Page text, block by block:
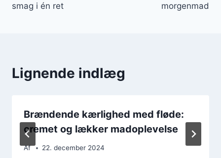
smag i én ret
morgenmad
Lignende indlæg
Brændende kærlighed med fløde:
cremet og lækker madoplevelse
Af 22. december 2024